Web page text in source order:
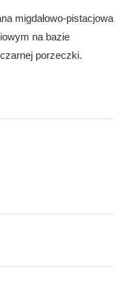
migdałowo-pistacjowa
na bazie
porzeczki.